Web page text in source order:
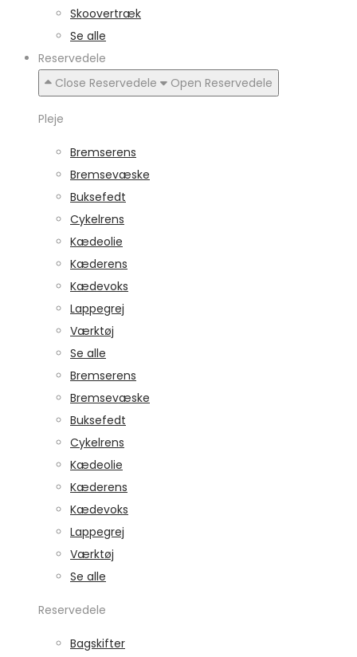
Skoovertræk
Se alle
Reservedele
Close Reservedele
Open Reservedele
Pleje
Bremserens
Bremsevæske
Buksefedt
Cykelrens
Kædeolie
Kæderens
Kædevoks
Lappegrej
Værktøj
Se alle
Bremserens
Bremsevæske
Buksefedt
Cykelrens
Kædeolie
Kæderens
Kædevoks
Lappegrej
Værktøj
Se alle
Reservedele
Bagskifter